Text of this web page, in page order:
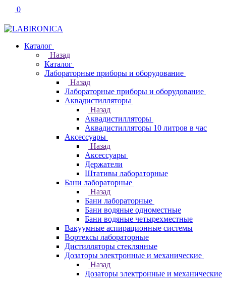
0
Каталог
Назад
Каталог
Лабораторные приборы и оборудование
Назад
Лабораторные приборы и оборудование
Аквадистилляторы
Назад
Аквадистилляторы
Аквадистилляторы 10 литров в час
Аксессуары
Назад
Аксессуары
Держатели
Штативы лабораторные
Бани лабораторные
Назад
Бани лабораторные
Бани водяные одноместные
Бани водяные четырехместные
Вакуумные аспирационные системы
Вортексы лабораторные
Дистилляторы стеклянные
Дозаторы электронные и механические
Назад
Дозаторы электронные и механические